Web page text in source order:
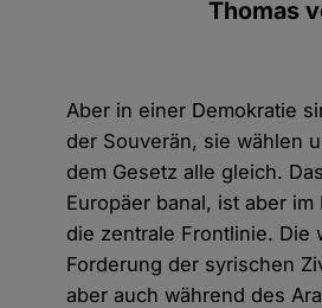
Thomas
Aber in einer Demokratie
der Souverän, sie wählen
dem Gesetz alle gleich.
Europäer banal, ist aber im
die zentrale Frontlinie. Die
Forderung der syrischen
aber auch während des